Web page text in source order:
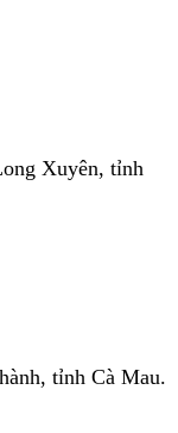
Xuyên, tỉnh
tỉnh Cà Mau.